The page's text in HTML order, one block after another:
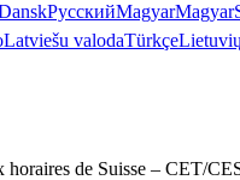
РусскийMagyarMagyar
Latviešu valodaTürkçeLietuvių
horaires de Suisse – CET/